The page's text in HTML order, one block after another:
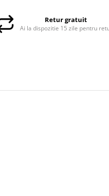
Retur gratuit
Ai la dispozitie 15 zile pentru